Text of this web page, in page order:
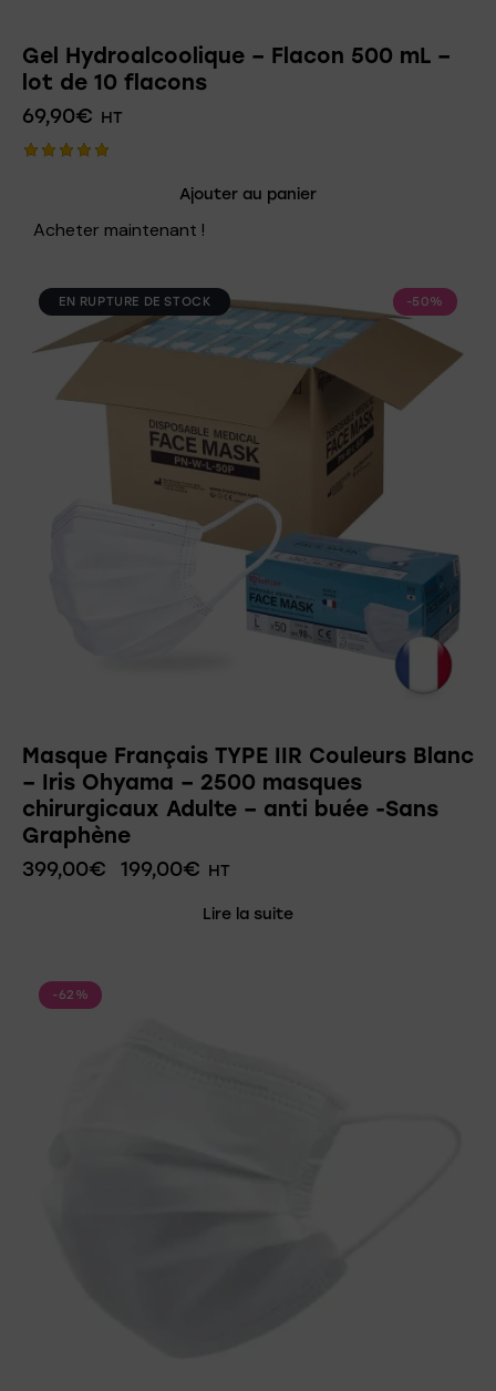
Gel Hydroalcoolique – Flacon 500 mL –
lot de 10 flacons
69,90€ HT
Ajouter au panier
Acheter maintenant !
EN RUPTURE DE STOCK -50%
Masque Français TYPE IIR Couleurs Blanc
– Iris Ohyama – 2500 masques
chirurgicaux Adulte – anti buée -Sans
Graphène
399,00€ 199,00€ HT
Lire la suite
-62%